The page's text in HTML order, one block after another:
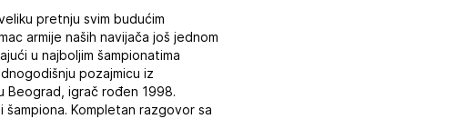
pretnju svim budućim
armije naših navijača još jednom
u najboljim šampionatima
pozajmicu iz
Beograd, igrač rođen 1998.
Kompletan razgovor sa